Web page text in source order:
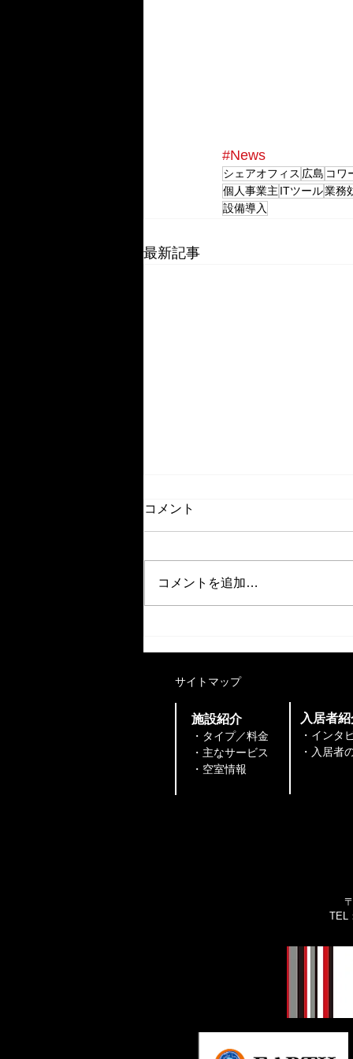
#News
シェアオフィス 広島 コワ
個人事業主 ITツール業務
設備導入
最新記事
飛躍したい女性起業家へ。
コメント
コメントを追加…
​サイトマップ
​施設紹介
・タイプ／料金
・主なサービス
​​・空室情報
入居者
・インタ
・入居者
TEL